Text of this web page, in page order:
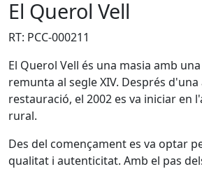
El Querol Vell
RT: PCC-000211
El Querol Vell és una masia amb
remunta al segle XIV. Després
restauració, el 2002 es va iniciar en
rural.
Des del començament es va optar
qualitat i autenticitat. Amb el pas